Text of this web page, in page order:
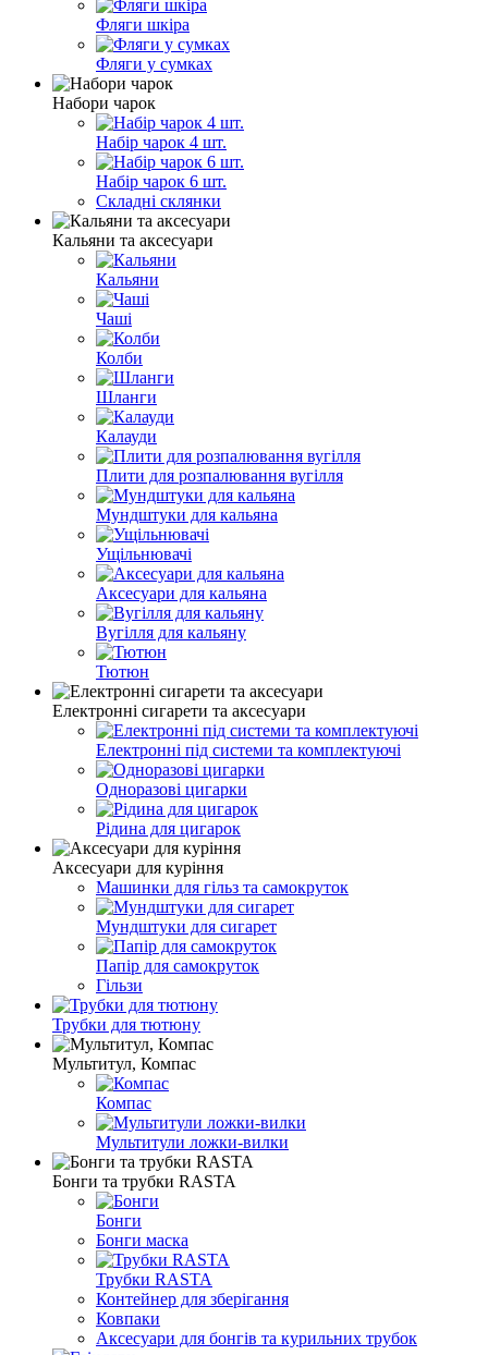
Фляги шкіра
Фляги у сумках
Набори чарок
Набір чарок 4 шт.
Набір чарок 6 шт.
Складні склянки
Кальяни та аксесуари
Кальяни
Чаші
Колби
Шланги
Калауди
Плити для розпалювання вугілля
Мундштуки для кальяна
Ущільнювачі
Аксесуари для кальяна
Вугілля для кальяну
Тютюн
Електронні сигарети та аксесуари
Електронні під системи та комплектуючі
Одноразові цигарки
Рідина для цигарок
Аксесуари для куріння
Машинки для гільз та самокруток
Мундштуки для сигарет
Папір для самокруток
Гільзи
Трубки для тютюну
Мультитул, Компас
Компас
Мультитули ложки-вилки
Бонги та трубки RASTA
Бонги
Бонги маска
Трубки RASTA
Контейнер для зберігання
Ковпаки
Аксесуари для бонгів та курильних трубок